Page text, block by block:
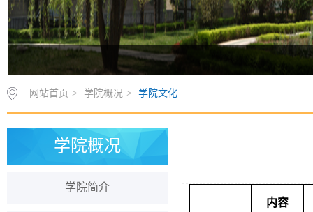
网站首页 > 学院概况 > 学院文化
学院概况
学院简介
内容